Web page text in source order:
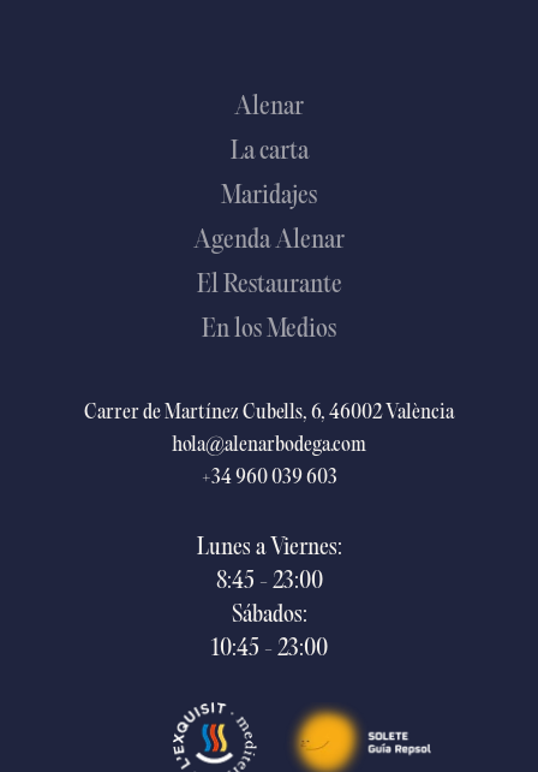
Alenar
La carta
Maridajes
Agenda Alenar
El Restaurante
En los Medios
Carrer de Martínez Cubells, 6, 46002 València
hola@alenarbodega.com
+34 960 039 603
Lunes a Viernes:
8:45 - 23:00
Sábados:
10:45 - 23:00